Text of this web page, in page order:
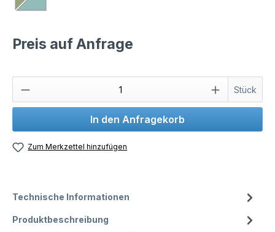
Preis auf Anfrage
Stück
In den Anfragekorb
Zum Merkzettel hinzufügen
Technische Informationen
Produktbeschreibung